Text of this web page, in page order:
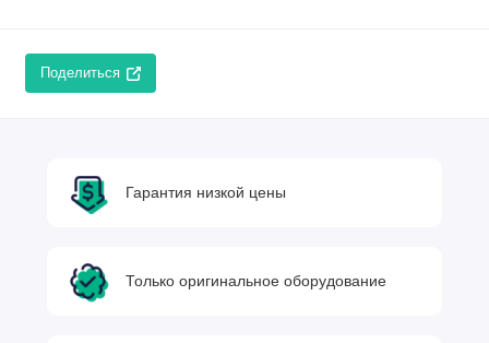
Поделиться
Гарантия низкой цены
Только оригинальное оборудование